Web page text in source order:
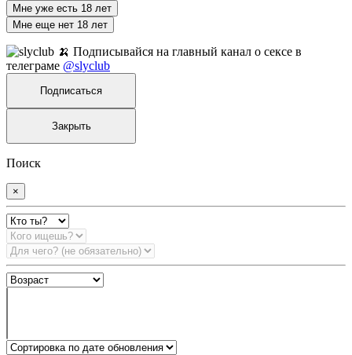
Мне уже есть 18 лет
Мне еще нет 18 лет
🍌 Подписывайся на главный канал о сексе в
телеграме @slyclub
Подписаться
Закрыть
Поиск
×